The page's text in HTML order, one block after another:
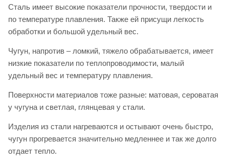
Сталь имеет высокие показатели прочности, твердости и
по температуре плавления. Также ей присущи легкость
обработки и большой удельный вес.
Чугун, напротив – ломкий, тяжело обрабатывается, имеет
низкие показатели по теплопроводимости, малый
удельный вес и температуру плавления.
Поверхности материалов тоже разные: матовая, сероватая
у чугуна и светлая, глянцевая у стали.
Изделия из стали нагреваются и остывают очень быстро,
чугун прогревается значительно медленнее и так же долго
отдает тепло.